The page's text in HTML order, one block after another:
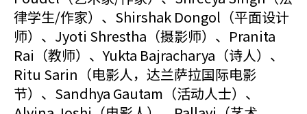
律学生/作家）、Shirshak Dongol（平面设计
师）、Jyoti Shrestha（摄影师）、Pranita
Rai（教师）、Yukta Bajracharya（诗人）、
Ritu Sarin（电影人，达兰萨拉国际电影
节）、Sandhya Gautam（活动人士）、